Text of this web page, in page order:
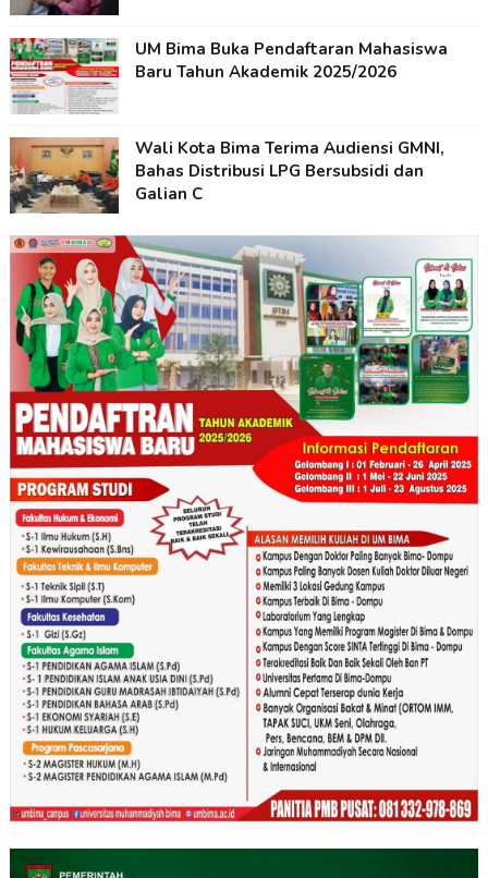
UM Bima Buka Pendaftaran Mahasiswa
Baru Tahun Akademik 2025/2026
Wali Kota Bima Terima Audiensi GMNI,
Bahas Distribusi LPG Bersubsidi dan
Galian C